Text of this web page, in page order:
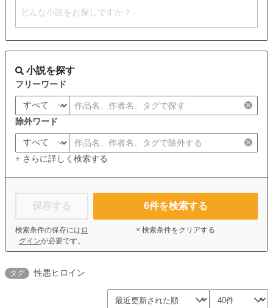
小説を探す
フリーワード
除外ワード
+ さらに詳しく検索する
保存する
検索条件の保存には ロ
グインが必要です。
6件を検索する
× 検索条件をクリアする
タグ 性悪ヒロイン